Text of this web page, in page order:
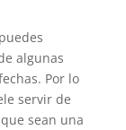
algunas
Por lo
servir de
sean una